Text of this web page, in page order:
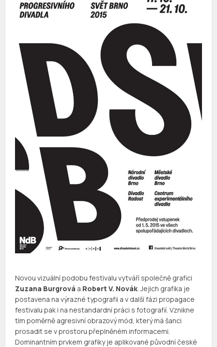
Novou vizuální podobu festivalu vytváří společně grafici
Zuzana Burgrová a Robert V. Novák . Jejich grafika je
postavena na výrazné typografii a v další fázi propagace
festivalu pak i na nestandardní práci s fotografií. Vznikne
tím poměrně agresivní obrazový mód, který má šanci
prosadit se v prostoru přeplněném informacemi.
Dominantním prvkem grafiky je aplikované původní české